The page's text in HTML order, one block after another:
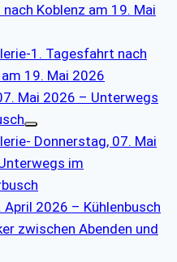
Koblenz am 19. Mai
1. Tagesfahrt nach
19. Mai 2026
Mai 2026 – Unterwegs
Donnerstag, 07. Mai
im
2026 – Kühlenbusch
zwischen Abenden und